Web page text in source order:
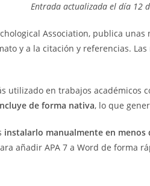
entrada:
Entrada actualizada el día 12
Association, publica
y a la citación y referencias.
utilizado en trabajos académicos
de forma nativa, lo que
instalarlo manualmente en menos
añadir APA 7 a Word de forma